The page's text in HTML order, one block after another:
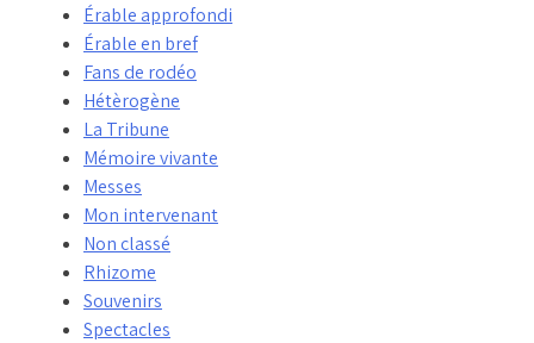
Érable approfondi
Érable en bref
Fans de rodéo
Hétèrogène
La Tribune
Mémoire vivante
Messes
Mon intervenant
Non classé
Rhizome
Souvenirs
Spectacles